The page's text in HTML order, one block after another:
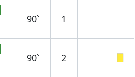
90` 1
90` 2